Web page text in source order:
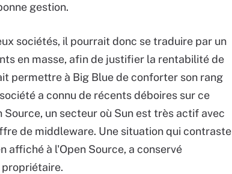
gestion.
sociétés, il pourrait donc se traduire par un
en masse, afin de justifier la rentabilité de
permettre à Big Blue de conforter son rang
a connu de récents déboires sur ce
un secteur où Sun est très actif avec
de middleware. Une situation qui contraste
affiché à l'Open Source, a conservé